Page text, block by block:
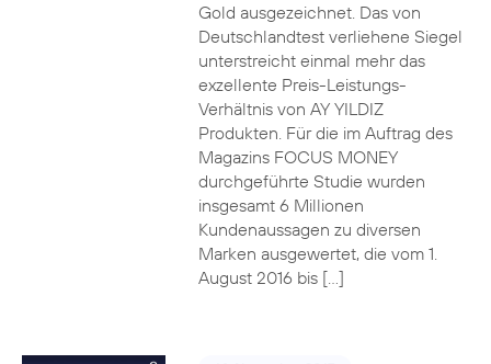
Gold ausgezeichnet. Das von
Deutschlandtest verliehene Siegel
unterstreicht einmal mehr das
exzellente Preis-Leistungs-
Verhältnis von AY YILDIZ
Produkten. Für die im Auftrag des
Magazins FOCUS MONEY
durchgeführte Studie wurden
insgesamt 6 Millionen
Kundenaussagen zu diversen
Marken ausgewertet, die vom 1.
August 2016 bis […]